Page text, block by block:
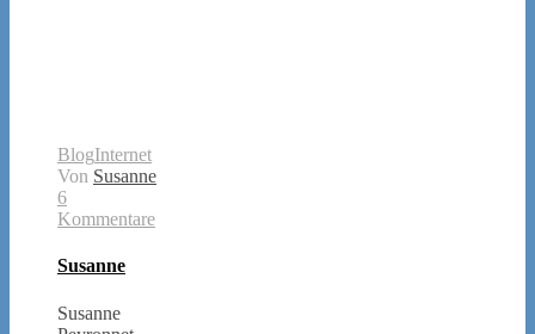
BlogInternet
Von Susanne
6
Kommentare
Susanne
Susanne